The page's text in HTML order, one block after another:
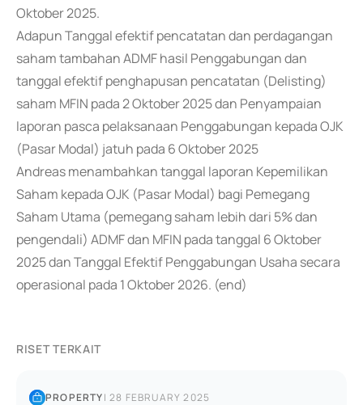
Oktober 2025.
Adapun Tanggal efektif pencatatan dan perdagangan
saham tambahan ADMF hasil Penggabungan dan
tanggal efektif penghapusan pencatatan (Delisting)
saham MFIN pada 2 Oktober 2025 dan Penyampaian
laporan pasca pelaksanaan Penggabungan kepada OJK
(Pasar Modal) jatuh pada 6 Oktober 2025
Andreas menambahkan tanggal laporan Kepemilikan
Saham kepada OJK (Pasar Modal) bagi Pemegang
Saham Utama (pemegang saham lebih dari 5% dan
pengendali) ADMF dan MFIN pada tanggal 6 Oktober
2025 dan Tanggal Efektif Penggabungan Usaha secara
operasional pada 1 Oktober 2026. (end)
RISET TERKAIT
PROPERTY|28 FEBRUARY 2025